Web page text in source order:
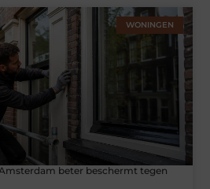
WONINGEN
beter beschermt tegen